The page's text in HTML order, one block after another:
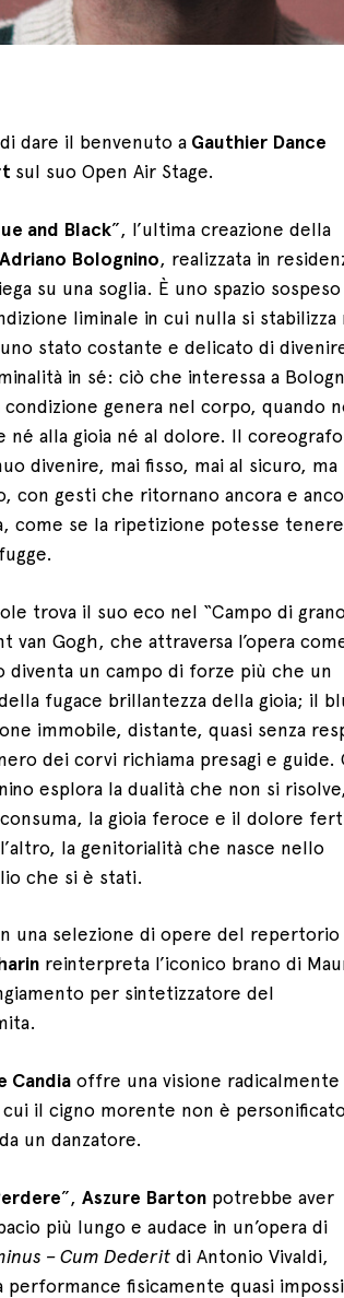
dare il benvenuto aGauthier Dance
sul suo Open Air Stage.
and Black”, l’ultima creazione della
Bolognino, realizzata in
su una soglia. È uno spazio
liminale in cui nulla si stabilizza
stato costante e delicato di
in sé: ciò che interessa a
genera nel corpo, quando
né alla gioia né al dolore. Il coreografo
divenire, mai fisso, mai al sicuro, ma
con gesti che ritornano ancora e
come se la ripetizione potesse tenere
trova il suo eco nel “Campo di
van Gogh, che attraversa l’opera
diventa un campo di forze più che un
fugace brillantezza della gioia; il
immobile, distante, quasi senza
dei corvi richiama presagi e guide.
esplora la dualità che non si
la gioia feroce e il dolore
la genitorialità che nasce nello
che si è stati.
una selezione di opere del
reinterpreta l’iconico brano di
per sintetizzatore del
Candiaoffre una visione radicalmente
il cigno morente non è
un danzatore.
”, Aszure Bartonpotrebbe aver
più lungo e audace in un’opera di
– Cum Dederitdi Antonio Vivaldi,
fisicamente quasi